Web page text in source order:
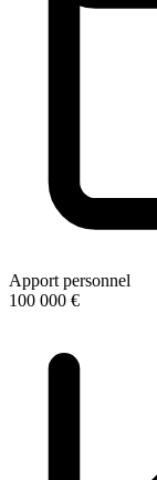
Apport personnel
100 000 €